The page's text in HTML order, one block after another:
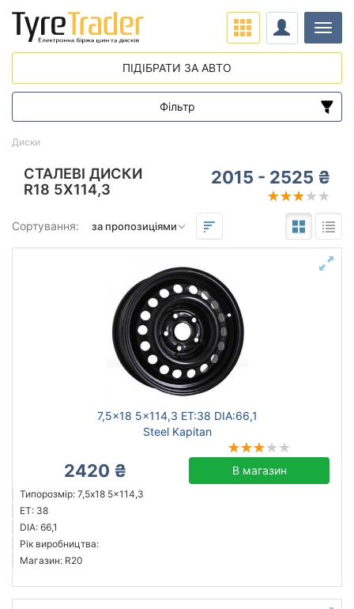
СТАЛЕВІ ДИСКИ
R18 5X114,3
2015 - 2525 ₴
Сортування:
7,5x18 5x114,3 ET:38 DIA:66,1
Steel Kapitan
2420 ₴ В магазин
Типорозмір: 7,5x18 5x114,3
ET: 38
DIA: 66,1
Рік виробництва:
Магазин: R20
Диски
ПІДІБРАТИ ЗА АВТО
Фільтр
від
до
до
Усі бренди
Тип диска
кований
сталевий